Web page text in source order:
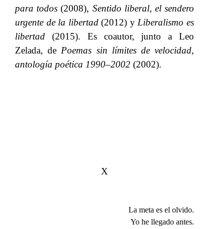
para todos ​​ (2008),​​ Sentido liberal, el sendero
urgente de la libertad​​(2012) y​​ Liberalismo es
libertad ​​ (2015). Es coautor, junto a Leo
Zelada, de​​ Poemas sin límites de velocidad,
antología poética 1990–2002 ​​ (2002).​​
X
La meta es el olvido.
Yo he llegado antes.